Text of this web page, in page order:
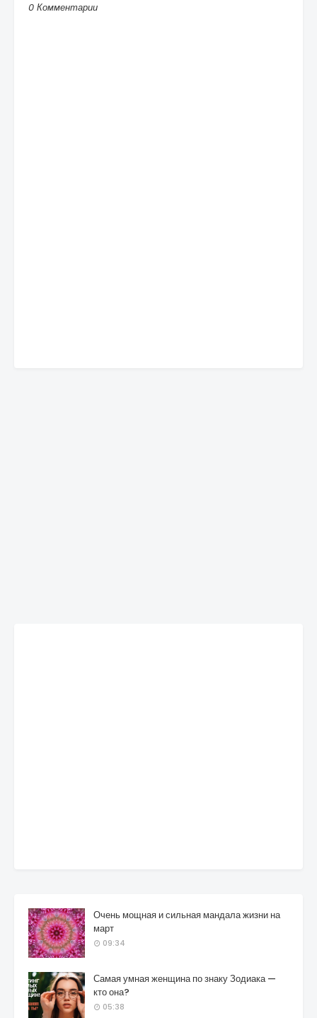
0 Комментарии
Очень мощная и сильная мандала жизни на
март
09:34
Самая умная женщина по знаку Зодиака —
кто она?
05:38